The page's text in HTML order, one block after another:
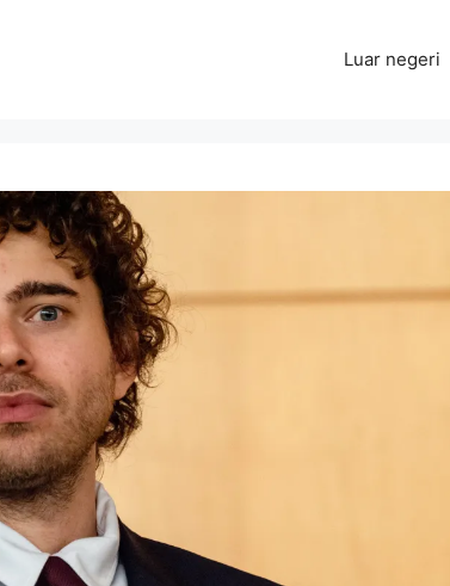
Luar negeri